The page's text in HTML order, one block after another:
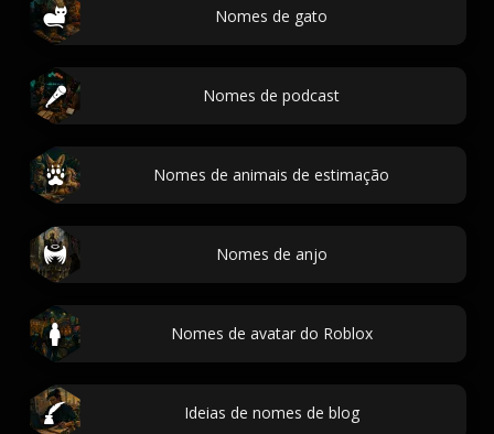
Nomes de gato
Nomes de podcast
Nomes de animais de estimação
Nomes de anjo
Nomes de avatar do Roblox
Ideias de nomes de blog